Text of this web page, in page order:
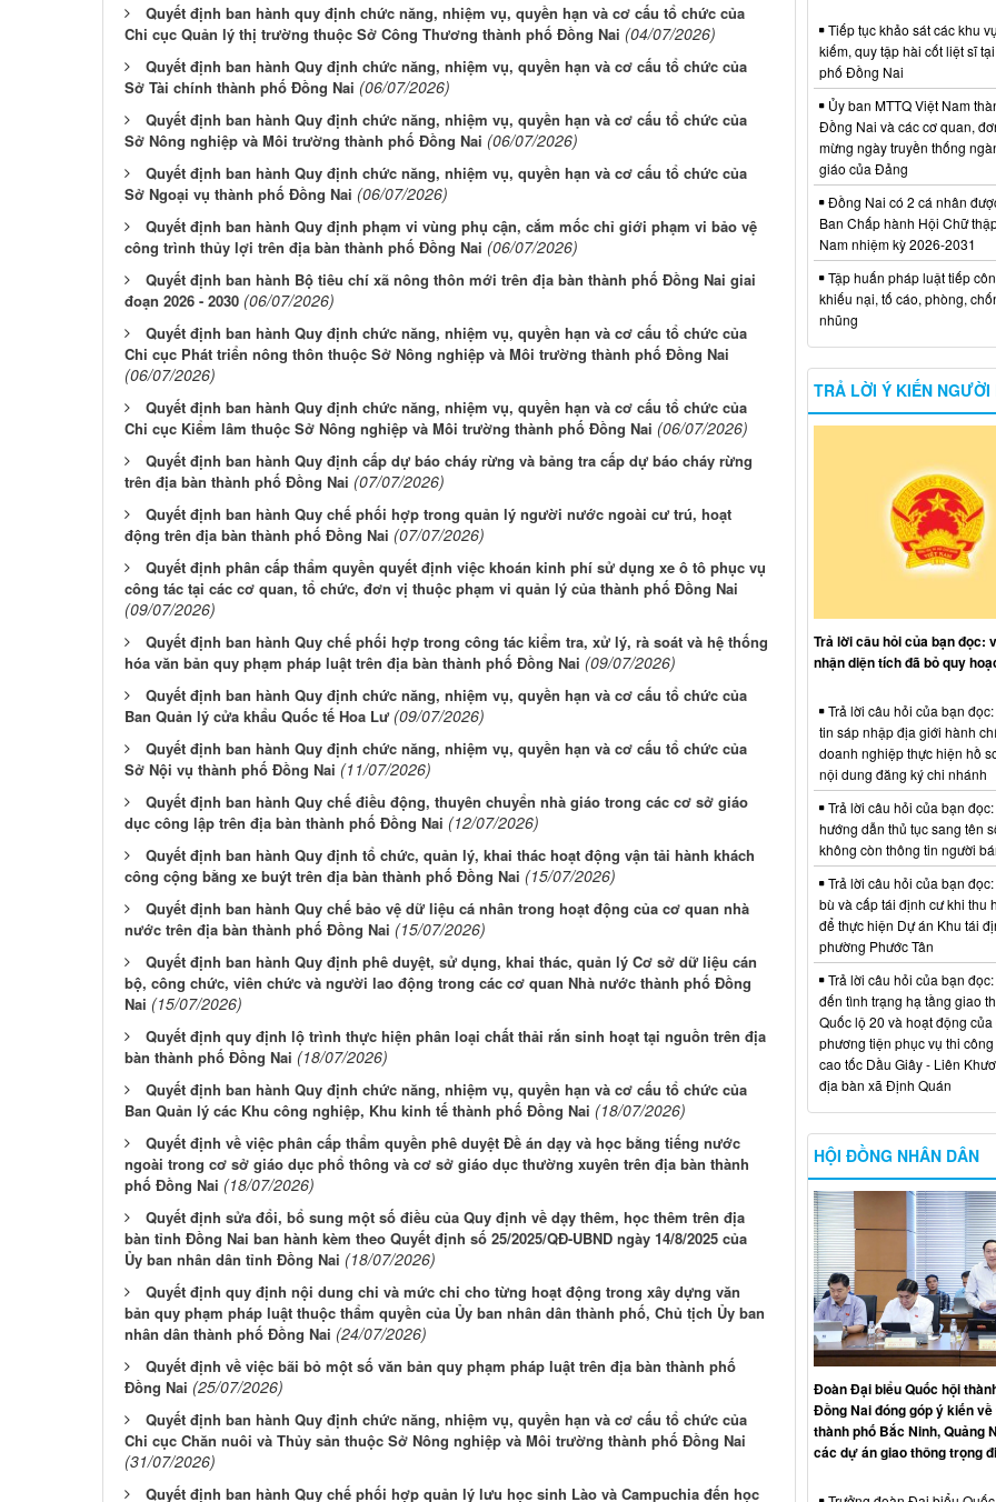
Quyết định ban hành quy định chức năng, nhiệm vụ, quyền hạn và cơ cấu tổ chức của
Chi cục Quản lý thị trường thuộc Sở Công Thương thành phố Đồng Nai (04/07/2026)
Quyết định ban hành Quy định chức năng, nhiệm vụ, quyền hạn và cơ cấu tổ chức của
Sở Tài chính thành phố Đồng Nai (06/07/2026)
Quyết định ban hành Quy định chức năng, nhiệm vụ, quyền hạn và cơ cấu tổ chức của
Sở Nông nghiệp và Môi trường thành phố Đồng Nai (06/07/2026)
Quyết định ban hành Quy định chức năng, nhiệm vụ, quyền hạn và cơ cấu tổ chức của
Sở Ngoại vụ thành phố Đồng Nai (06/07/2026)
Quyết định ban hành Quy định phạm vi vùng phụ cận, cắm mốc chỉ giới phạm vi bảo vệ
công trình thủy lợi trên địa bàn thành phố Đồng Nai (06/07/2026)
Quyết định ban hành Bộ tiêu chí xã nông thôn mới trên địa bàn thành phố Đồng Nai giai
đoạn 2026 - 2030 (06/07/2026)
Quyết định ban hành Quy định chức năng, nhiệm vụ, quyền hạn và cơ cấu tổ chức của
Chi cục Phát triển nông thôn thuộc Sở Nông nghiệp và Môi trường thành phố Đồng Nai
(06/07/2026)
Quyết định ban hành Quy định chức năng, nhiệm vụ, quyền hạn và cơ cấu tổ chức của
Chi cục Kiểm lâm thuộc Sở Nông nghiệp và Môi trường thành phố Đồng Nai (06/07/2026)
Quyết định ban hành Quy định cấp dự báo cháy rừng và bảng tra cấp dự báo cháy rừng
trên địa bàn thành phố Đồng Nai (07/07/2026)
Quyết định ban hành Quy chế phối hợp trong quản lý người nước ngoài cư trú, hoạt
động trên địa bàn thành phố Đồng Nai (07/07/2026)
Quyết định phân cấp thẩm quyền quyết định việc khoán kinh phí sử dụng xe ô tô phục vụ
công tác tại các cơ quan, tổ chức, đơn vị thuộc phạm vi quản lý của thành phố Đồng Nai
(09/07/2026)
Quyết định ban hành Quy chế phối hợp trong công tác kiểm tra, xử lý, rà soát và hệ thống
hóa văn bản quy phạm pháp luật trên địa bàn thành phố Đồng Nai (09/07/2026)
Quyết định ban hành Quy định chức năng, nhiệm vụ, quyền hạn và cơ cấu tổ chức của
Ban Quản lý cửa khẩu Quốc tế Hoa Lư (09/07/2026)
Quyết định ban hành Quy định chức năng, nhiệm vụ, quyền hạn và cơ cấu tổ chức của
Sở Nội vụ thành phố Đồng Nai (11/07/2026)
Quyết định ban hành Quy chế điều động, thuyên chuyển nhà giáo trong các cơ sở giáo
dục công lập trên địa bàn thành phố Đồng Nai (12/07/2026)
Quyết định ban hành Quy định tổ chức, quản lý, khai thác hoạt động vận tải hành khách
công cộng bằng xe buýt trên địa bàn thành phố Đồng Nai (15/07/2026)
Quyết định ban hành Quy chế bảo vệ dữ liệu cá nhân trong hoạt động của cơ quan nhà
nước trên địa bàn thành phố Đồng Nai (15/07/2026)
Quyết định ban hành Quy định phê duyệt, sử dụng, khai thác, quản lý Cơ sở dữ liệu cán
bộ, công chức, viên chức và người lao động trong các cơ quan Nhà nước thành phố Đồng
Nai (15/07/2026)
Quyết định quy định lộ trình thực hiện phân loại chất thải rắn sinh hoạt tại nguồn trên địa
bàn thành phố Đồng Nai (18/07/2026)
Quyết định ban hành Quy định chức năng, nhiệm vụ, quyền hạn và cơ cấu tổ chức của
Ban Quản lý các Khu công nghiệp, Khu kinh tế thành phố Đồng Nai (18/07/2026)
Quyết định về việc phân cấp thẩm quyền phê duyệt Đề án dạy và học bằng tiếng nước
ngoài trong cơ sở giáo dục phổ thông và cơ sở giáo dục thường xuyên trên địa bàn thành
phố Đồng Nai (18/07/2026)
Quyết định sửa đổi, bổ sung một số điều của Quy định về dạy thêm, học thêm trên địa
bàn tỉnh Đồng Nai ban hành kèm theo Quyết định số 25/2025/QĐ-UBND ngày 14/8/2025 của
Ủy ban nhân dân tỉnh Đồng Nai (18/07/2026)
Quyết định quy định nội dung chi và mức chi cho từng hoạt động trong xây dựng văn
bản quy phạm pháp luật thuộc thẩm quyền của Ủy ban nhân dân thành phố, Chủ tịch Ủy ban
nhân dân thành phố Đồng Nai (24/07/2026)
Quyết định về việc bãi bỏ một số văn bản quy phạm pháp luật trên địa bàn thành phố
Đồng Nai (25/07/2026)
Quyết định ban hành Quy định chức năng, nhiệm vụ, quyền hạn và cơ cấu tổ chức của
Chi cục Chăn nuôi và Thủy sản thuộc Sở Nông nghiệp và Môi trường thành phố Đồng Nai
(31/07/2026)
Quyết định ban hành Quy chế phối hợp quản lý lưu học sinh Lào và Campuchia đến học
Tiếp tục khảo sát các khu
kiếm, quy tập hài cốt liệt sĩ
phố Đồng Nai
Ủy ban MTTQ Việt Nam
Đồng Nai và các cơ quan,
mừng ngày truyền thống
giáo của Đảng
Đồng Nai có 2 cá nhân
Ban Chấp hành Hội Chữ
Nam nhiệm kỳ 2026-2031
Tập huấn pháp luật tiếp
khiếu nại, tố cáo, phòng,
nhũng
TRẢ LỜI Ý KIẾN NGƯỜI
Trả lời câu hỏi của bạn đọc:
nhận diện tích đã bỏ quy
Trả lời câu hỏi của bạn
tin sáp nhập địa giới hành
doanh nghiệp thực hiện hồ
nội dung đăng ký chi nhánh
Trả lời câu hỏi của bạn
hướng dẫn thủ tục sang tên
không còn thông tin người
Trả lời câu hỏi của bạn
bù và cấp tái định cư khi thu
để thực hiện Dự án Khu tái
phường Phước Tân
Trả lời câu hỏi của bạn
đến tình trạng hạ tầng giao
Quốc lộ 20 và hoạt động của
phương tiện phục vụ thi
cao tốc Dầu Giây - Liên
địa bàn xã Định Quán
HỘI ĐỒNG NHÂN DÂN
Đoàn Đại biểu Quốc hội
Đồng Nai đóng góp ý kiến
thành phố Bắc Ninh, Quảng
các dự án giao thông trọng